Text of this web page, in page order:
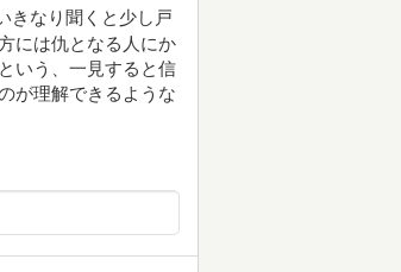
きなり聞くと少し戸
には仇となる人にか
いう、一見すると信
が理解できるような